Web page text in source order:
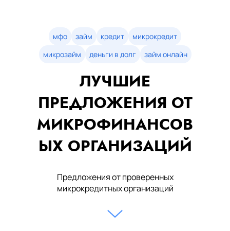
Займы онлайн
Денежные кредиты
мфо займ кредит
микрокредит
микрозайм
деньги в долг займ онлайн
ЛУЧШИЕ
ПРЕДЛОЖЕНИЯ ОТ
МИКРОФИНАНСОВ
ЫХ ОРГАНИЗАЦИЙ
Предложения от проверенных
микрокредитных организаций